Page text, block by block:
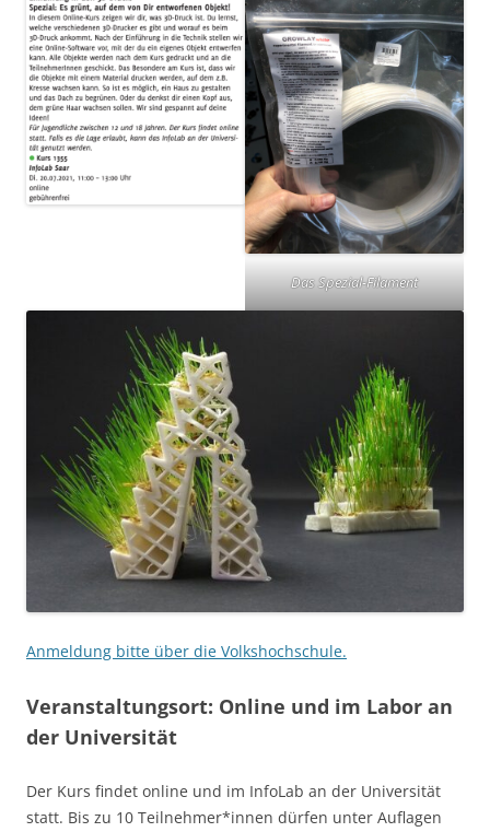
Das Spezial-Filament
Anmeldung bitte über die Volkshochschule.
Veranstaltungsort: Online und im Labor an
der Universität
Der Kurs findet online und im InfoLab an der Universität
statt. Bis zu 10 Teilnehmer*innen dürfen unter Auflagen